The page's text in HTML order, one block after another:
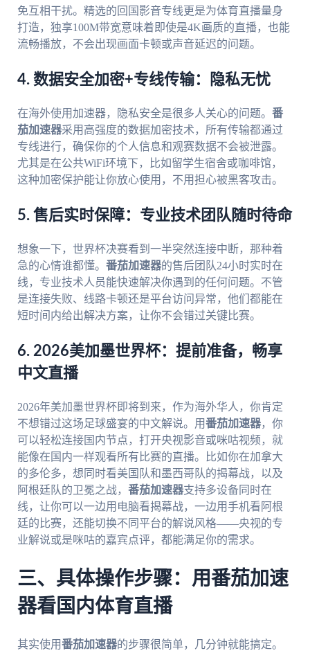
免互相干扰。精选的回国影音专线更是为体育直播量身
打造，独享100M带宽意味着即使是4K画质的直播，也能
流畅播放，不会出现画面卡顿或声音延迟的问题。
4. 数据安全加密+专线传输：隐私无忧
在海外使用加速器，隐私安全是很多人关心的问题。 番
茄加速器采用高强度的数据加密技术，所有传输都通过
专线进行，确保你的个人信息和观赛数据不会被泄露。
尤其是在公共WiFi环境下，比如留学生宿舍或咖啡馆，
这种加密保护能让你放心使用，不用担心被黑客攻击。
5. 售后实时保障：专业技术团队随时待命
想象一下，世界杯决赛看到一半突然连接中断，那种着
急的心情谁都懂。 番茄加速器的售后团队24小时实时在
线，专业技术人员能快速解决你遇到的任何问题。不管
是连接失败、线路卡顿还是平台访问异常，他们都能在
短时间内给出解决方案，让你不会错过关键比赛。
6. 2026美加墨世界杯：提前准备，畅享
中文直播
2026年美加墨世界杯即将到来，作为海外华人，你肯定
不想错过这场足球盛宴的中文解说。用番茄加速器，你
可以轻松连接国内节点，打开央视影音或咪咕视频，就
能像在国内一样观看所有比赛的直播。比如你在加拿大
的多伦多，想同时看美国队和墨西哥队的揭幕战，以及
阿根廷队的卫冕之战， 番茄加速器支持多设备同时在
线，让你可以一边用电脑看揭幕战，一边用手机看阿根
廷的比赛，还能切换不同平台的解说风格——央视的专
业解说或是咪咕的嘉宾点评，都能满足你的需求。
三、具体操作步骤：用番茄加速
器看国内体育直播
其实使用番茄加速器的步骤很简单，几分钟就能搞定。